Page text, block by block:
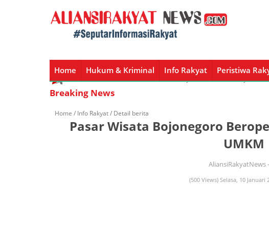
Home Hukum & Kriminal Info Rakyat Peristiwa
Home Hukum & Kriminal Info Rakyat Peristiwa Rakyat
Breaking News
Home / Info Rakyat/ Detail berita
Pasar Wisata Bojonegoro
UMKM
AliansiRakyatNews -
(500 Views) Selasa, 10 Januari